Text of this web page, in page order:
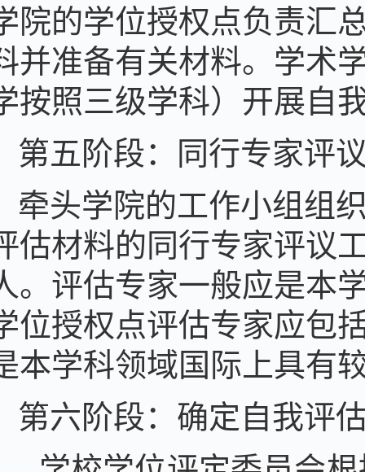
院的学位授权点负责汇
并准备有关材料。学术
按照三级学科）开展自
第五阶段：同行专家评
牵头学院的工作小组组
估材料的同行专家评议
。评估专家一般应是本
位授权点评估专家应包
本学科领域国际上具有
第六阶段：确定自我评